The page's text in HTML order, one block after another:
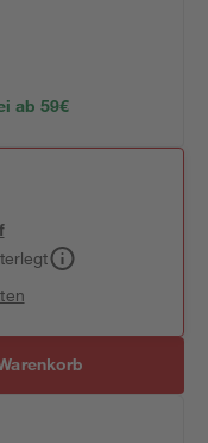
ab 59€